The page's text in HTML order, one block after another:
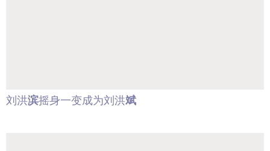
刘洪滨摇身一变成为刘洪斌